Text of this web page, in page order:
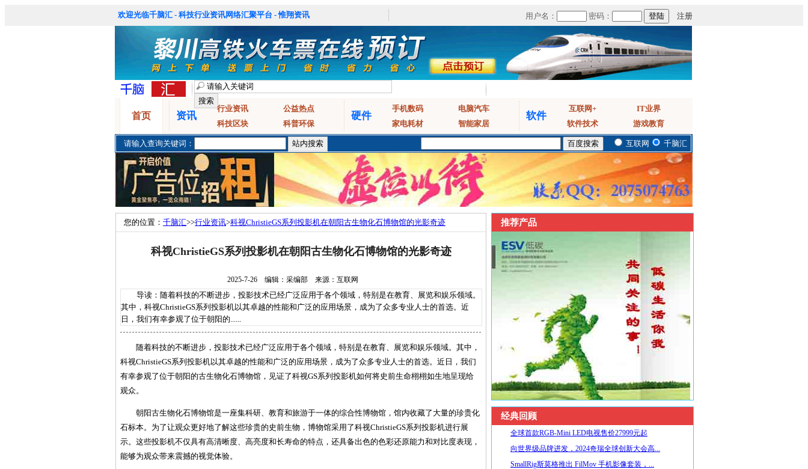
欢迎光临千脑汇 - 科技行业资讯网络汇聚平台 - 惟翔资讯 用户名： 密码： 注册
首页 资讯
行业资讯
公益热点
科技区块
科普环保
硬件
手机数码
电脑汽车
家电耗材
智能家居
软件
互联网+
IT业界
软件技术
游戏教育
请输入查询关键词： 互联网 千脑汇
您的位置： 千脑汇>>行业资讯>科视ChristieGS系列投影机在朝阳古生物化石博物馆的光影奇迹
科视ChristieGS系列投影机在朝阳古生物化石博物馆的光影奇迹
2025-7-26 编辑：采编部 来源：互联网
导读：随着科技的不断进步，投影技术已经广泛应用于各个领域，特别是在教育、展览和娱乐领域。
其中，科视ChristieGS系列投影机以其卓越的性能和广泛的应用场景，成为了众多专业人士的首选。近
日，我们有幸参观了位于朝阳的......
随着科技的不断进步，投影技术已经广泛应用于各个领域，特别是在教育、展览和娱乐领域。其中，
科视ChristieGS系列投影机以其卓越的性能和广泛的应用场景，成为了众多专业人士的首选。近日，我们
有幸参观了位于朝阳的古生物化石博物馆，见证了科视GS系列投影机如何将史前生命栩栩如生地呈现给
观众。
朝阳古生物化石博物馆是一座集科研、教育和旅游于一体的综合性博物馆，馆内收藏了大量的珍贵化
石标本。为了让观众更好地了解这些珍贵的史前生物，博物馆采用了科视ChristieGS系列投影机进行展
示。这些投影机不仅具有高清晰度、高亮度和长寿命的特点，还具备出色的色彩还原能力和对比度表现，
能够为观众带来震撼的视觉体验。
推荐产品
经典回顾
全球首款RGB-Mini LED电视售价27999元起
向世界级品牌进发，2024奇瑞全球创新大会高...
SmallRig斯莫格推出 FilMov 手机影像套装，...